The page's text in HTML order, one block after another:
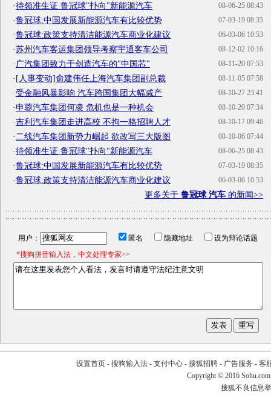
08-06-25 08:43
·待领准生证 鲁冠球"扑向"新能源汽车
07-03-19 08:35
·鲁冠球:中国发展新能源汽车有比较优势
06-03-06 10:53
·鲁冠球:政策支持清洁能源汽车商业化建议
08-12-02 10:16
·苏州汽车客运集团领导考察宇通客车公司
08-11-20 07:53
· 广汽集团致力于创造汽车的"中国芯"
08-11-05 07:58
·[人事变动]俞建伟任上海汽车集团副总裁
08-10-27 23:41
·受金融风暴影响 汽车跨国集团大幅减产
08-10-20 07:34
·申蓉汽车集团何凌 危机也是一种机会
08-10-17 09:46
·吉利汽车集团走进高校 不拘一格招聘人才
08-10-06 07:44
· 二线汽车集团新势力崛起 欲改写三大版图
08-06-25 08:43
·待领准生证 鲁冠球"扑向"新能源汽车
07-03-19 08:35
·鲁冠球:中国发展新能源汽车有比较优势
06-03-06 10:53
·鲁冠球:政策支持清洁能源汽车商业化建议
更多关于 鲁冠球 汽车 的新闻>>
用户： 匿名 隐藏地址
设为辩论话题
*搜狗拼音输入法，中文处理专家>>
设置首页- 搜狗输入法- 支付中心- 搜狐招聘- 广告服务 - 客
Copyright © 2016
搜狐不良信息